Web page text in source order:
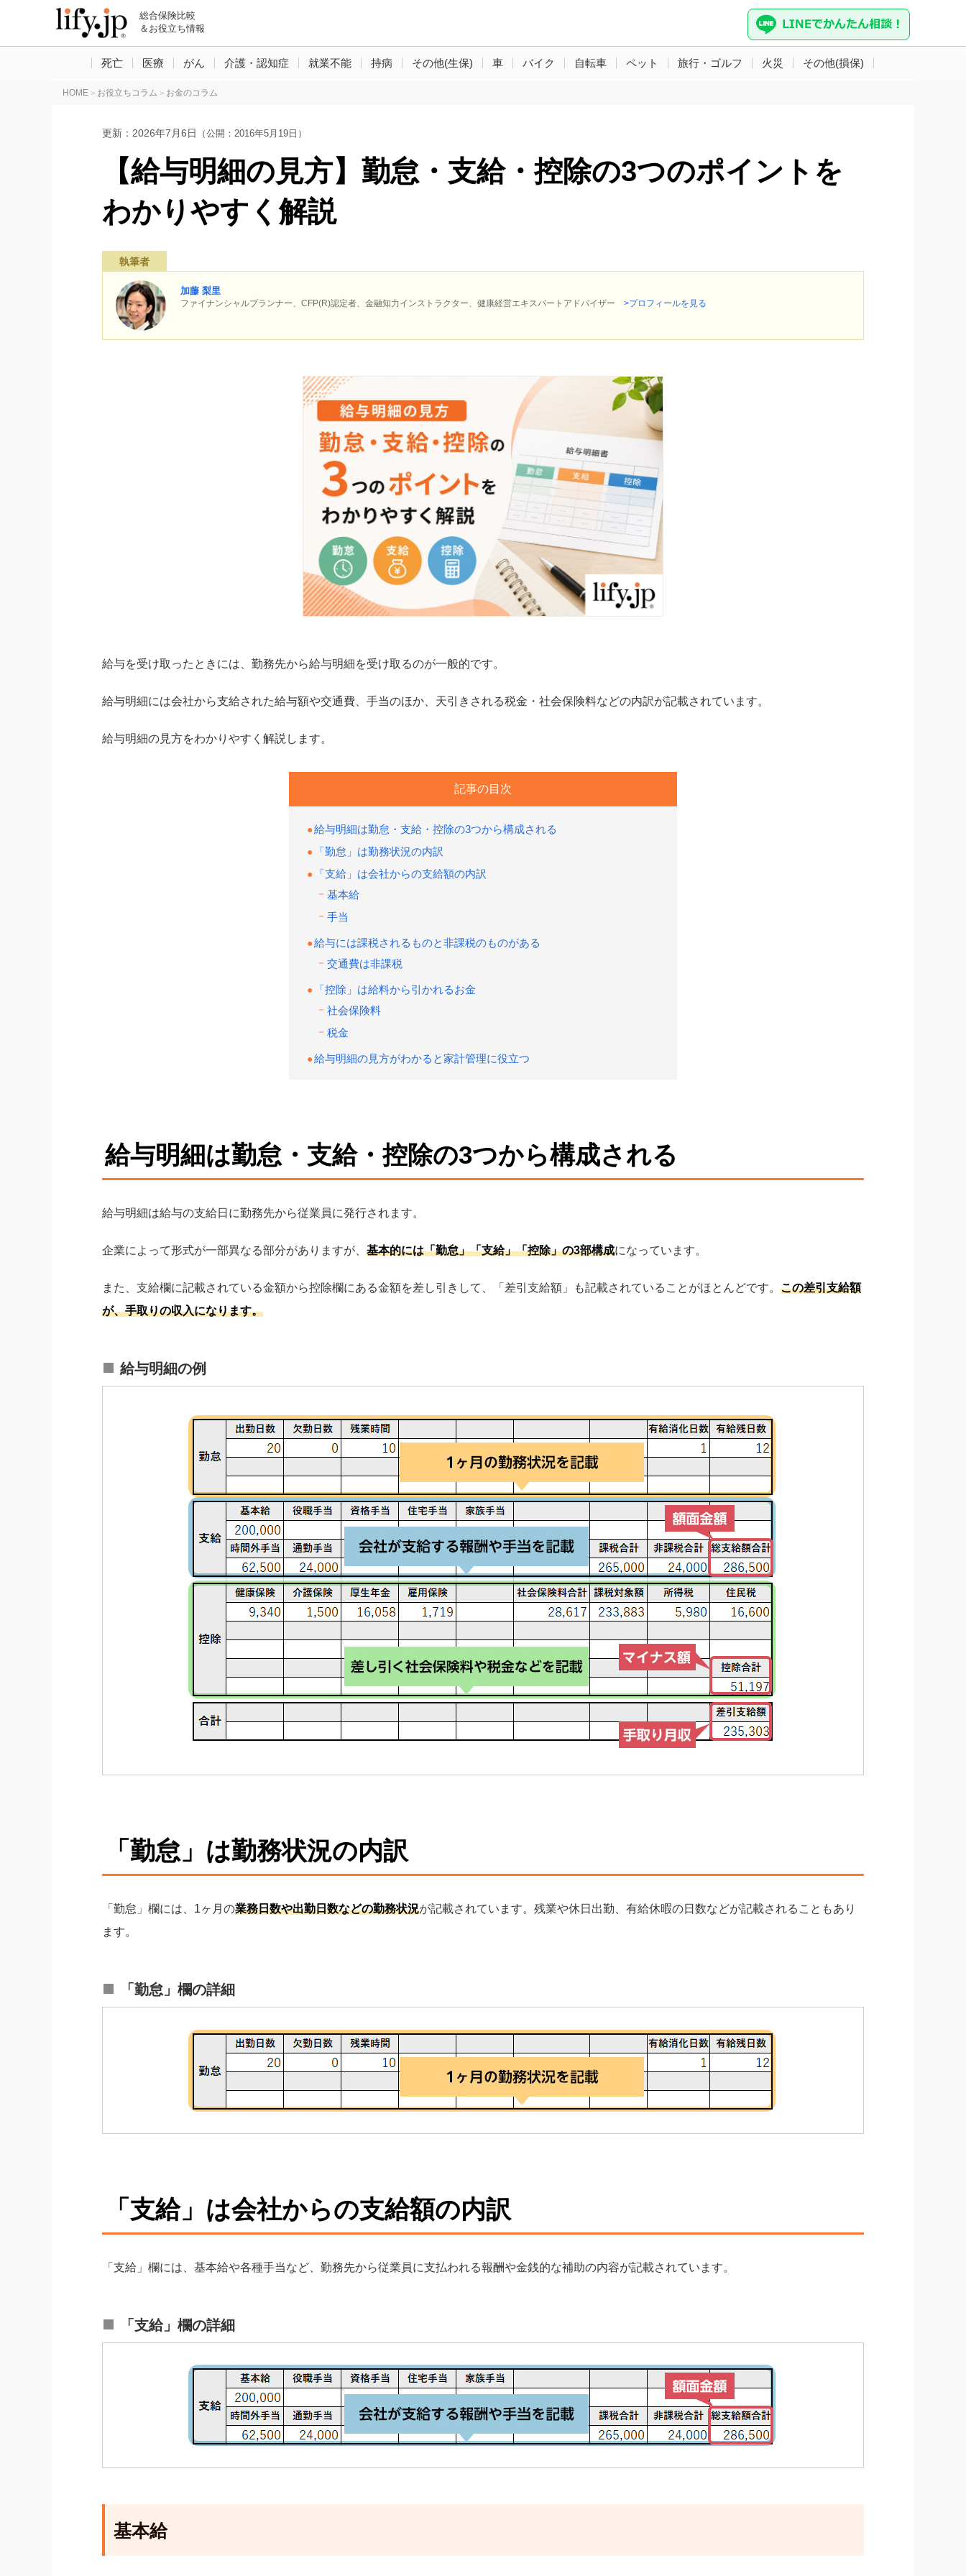
総合保険比較
＆お役立ち情報
死亡 医療 がん 介護・認知症 就業不能 持病 その他(生保) 車 バイク 自転車 ペット 旅行・ゴルフ 火災 その他(損保)
HOME > お役立ちコラム > お金のコラム
更新： 2026年7月6日 （公開：2016年5月19日）
【給与明細の見方】勤怠・支給・控除の3つのポイントを
わかりやすく解説
執筆者
加藤 梨里
ファイナンシャルプランナー、CFP(R)認定者、金融知力インストラクター、健康経営エキスパートアドバイザー >プロフィールを見る
給与を受け取ったときには、勤務先から給与明細を受け取るのが一般的です。
給与明細には会社から支給された給与額や交通費、手当のほか、天引きされる税金・社会保険料などの内訳が記載されています。
給与明細の見方をわかりやすく解説します。
記事の目次
給与明細は勤怠・支給・控除の3つから構成される
「勤怠」は勤務状況の内訳
「支給」は会社からの支給額の内訳
基本給
手当
給与には課税されるものと非課税のものがある
交通費は非課税
「控除」は給料から引かれるお金
社会保険料
税金
給与明細の見方がわかると家計管理に役立つ
給与明細は勤怠・支給・控除の3つから構成される
給与明細は給与の支給日に勤務先から従業員に発行されます。
企業によって形式が一部異なる部分がありますが、 基本的には「勤怠」「支給」「控除」の3部構成になっています。
また、支給欄に記載されている金額から控除欄にある金額を差し引きして、「差引支給額」も記載されていることがほとんどです。 この差引支給額
が、手取りの収入になります。
給与明細の例
「勤怠」は勤務状況の内訳
「勤怠」欄には、1ヶ月の業務日数や出勤日数などの勤務状況が記載されています。残業や休日出勤、有給休暇の日数などが記載されることもあり
ます。
「勤怠」欄の詳細
「支給」は会社からの支給額の内訳
「支給」欄には、基本給や各種手当など、勤務先から従業員に支払われる報酬や金銭的な補助の内容が記載されています。
「支給」欄の詳細
基本給